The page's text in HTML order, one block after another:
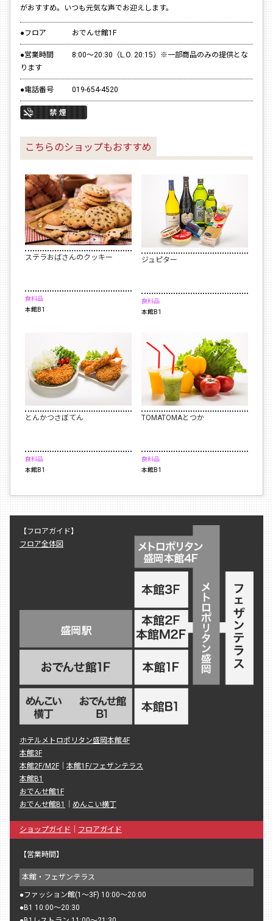
がおすすめ。いつも元気な声でお迎えします。
●フロア おでんせ館1F
●営業時間
8:00～20:30（L.O. 20:15）※一部商品のみの提供とな
ります
●電話番号 019-654-4520
こちらのショップもおすすめ
ステラおばさんのクッキー
食料品
本館B1
ジュピター
食料品
本館B1
とんかつさぼてん
食料品
本館B1
TOMATOMAとつか
食料品
本館B1
ホテルメトロポリタン盛岡本館4F
本館3F
本館2F/M2F
本館1F/フェザンテラス
本館B1
おでんせ館1F
おでんせ館B1
めんこい横丁
【フロアガイド】
フロア全体図
ショップガイド フロアガイド
【営業時間】
本館・フェザンテラス
●ファッション館(1〜3F) 10:00〜20:00
●B1 10:00〜20:30